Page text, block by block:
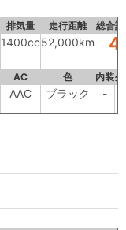
排気量 走行距離 総合評
1400cc52,000km 4
AC 色 内装
AAC ブラック -